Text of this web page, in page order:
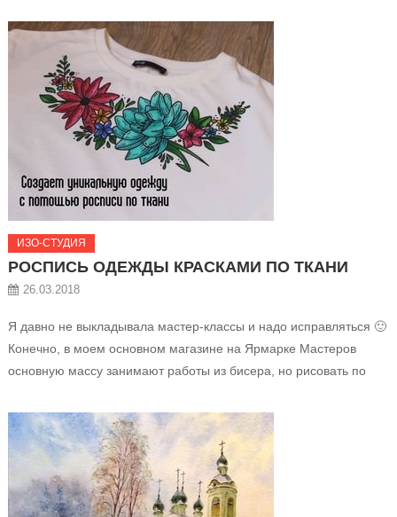
нежно-розовой футболке с использованием
ИЗО-СТУДИЯ
РОСПИСЬ ОДЕЖДЫ КРАСКАМИ ПО ТКАНИ
26.03.2018
Я давно не выкладывала мастер-классы и надо исправляться 🙂
Конечно, в моем основном магазине на Ярмарке Мастеров
основную массу занимают работы из бисера, но рисовать по
отдохнуть от бисера, отвлекаюсь именно на это